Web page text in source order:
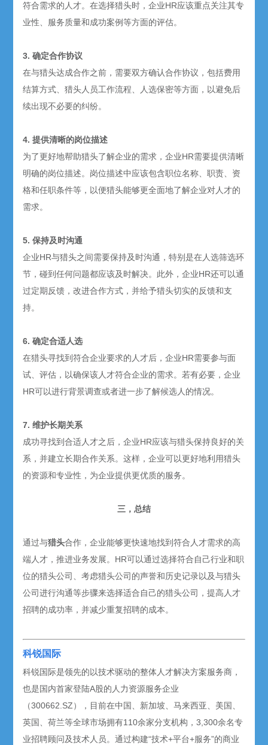
符合需求的人才。在选择猎头时，企业HR应该重点关注其专
业性、服务质量和成功案例等方面的评估。
3. 确定合作协议
在与猎头达成合作之前，需要双方确认合作协议，包括费用
结算方式、猎头人员工作流程、人选保密等方面，以避免后
续出现不必要的纠纷。
4. 提供清晰的岗位描述
为了更好地帮助猎头了解企业的需求，企业HR需要提供清晰
明确的岗位描述。岗位描述中应该包含职位名称、职责、资
格和任职条件等，以便猎头能够更全面地了解企业对人才的
需求。
5. 保持及时沟通
企业HR与猎头之间需要保持及时沟通，特别是在人选筛选环
节，碰到任何问题都应该及时解决。此外，企业HR还可以通
过定期反馈，改进合作方式，并给予猎头切实的反馈和支
持。
6. 确定合适人选
在猎头寻找到符合企业要求的人才后，企业HR需要参与面
试、评估，以确保该人才符合企业的需求。若有必要，企业
HR可以进行背景调查或者进一步了解候选人的情况。
7. 维护长期关系
成功寻找到合适人才之后，企业HR应该与猎头保持良好的关
系，并建立长期合作关系。这样，企业可以更好地利用猎头
的资源和专业性，为企业提供更优质的服务。
三，总结
通过与猎头合作，企业能够更快速地找到符合人才需求的高
端人才，推进业务发展。HR可以通过选择符合自己行业和职
位的猎头公司、考虑猎头公司的声誉和历史记录以及与猎头
公司进行沟通等步骤来选择适合自己的猎头公司，提高人才
招聘的成功率，并减少重复招聘的成本。
科锐国际
科锐国际是领先的以技术驱动的整体人才解决方案服务商，
也是国内首家登陆A股的人力资源服务企业
（300662.SZ），目前在中国、新加坡、马来西亚、美国、
英国、荷兰等全球市场拥有110余家分支机构，3,300余名专
业招聘顾问及技术人员。通过构建“技术+平台+服务”的商业